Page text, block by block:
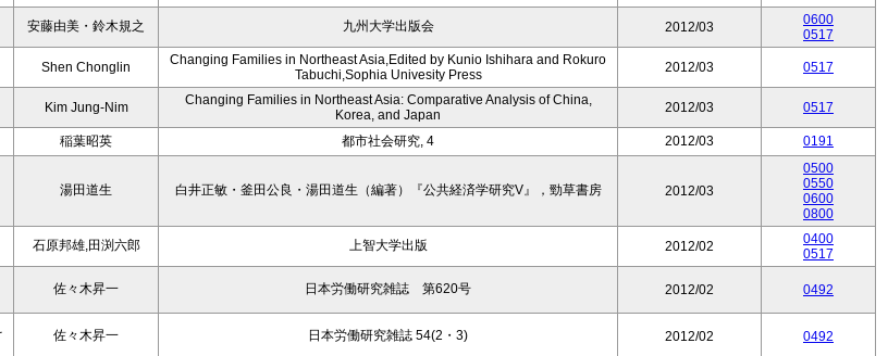
安藤由美・鈴木規之 九州大学出版会 2012/03
0600
0517
Shen Chonglin
Changing Families in Northeast Asia,Edited by Kunio Ishihara and Rokuro
Tabuchi,Sophia Univesity Press
2012/03 0517
Kim Jung-Nim
Changing Families in Northeast Asia: Comparative Analysis of China,
Korea, and Japan
2012/03 0517
稲葉昭英 都市社会研究, 4 2012/03 0191
湯田道生 白井正敏・釜田公良・湯田道生（編著）『公共経済学研究V』，勁草書房 2012/03
0500
0550
0600
0800
石原邦雄,田渕六郎 上智大学出版 2012/02
0400
0517
佐々木昇一 日本労働研究雑誌 第620号 2012/02 0492
佐々木昇一 日本労働研究雑誌 54(2・3) 2012/02 0492